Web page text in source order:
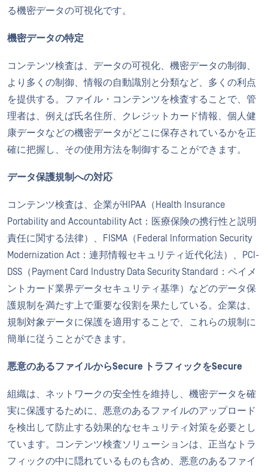
る機密データの可視化です。
機密データの特定
コンテンツ検査は、データの可視化、機密データの制御、
より多くの制御、情報の自動識別と分類など、多くの利点
を提供する。ファイル・コンテンツを検査することで、管
理者は、例えば氏名住所、クレジットカード情報、個人健
康データなどの機密データがどこに保存されているかを正
確に把握し、その使用方法を制御することができます。
データ保護規制への対応
コンテンツ検査は、企業がHIPAA（Health Insurance
Portability and Accountability Act：医療保険の携行性と説明
責任に関する法律）、FISMA（Federal Information Security
Modernization Act：連邦情報セキュリティ近代化法）、PCI-
DSS（Payment Card Industry Data Security Standard：ペイメ
ントカード業界データセキュリティ基準）などのデータ保
護規制を満たす上で重要な役割を果たしている。企業は、
規制対象データに保護を適用することで、これらの規制に
簡単に従うことができます。
悪意のあるファイルからSecure トラフィックをSecure
組織は、ネットワークの安全性を維持し、機密データを確
実に保護するために、悪意のあるファイルのアップロード
を検出して防止する効果的なセキュリティ対策を必要とし
ています。コンテンツ検査ソリューションは、正当なトラ
フィックの中に隠れているものも含め、悪意のあるファイ